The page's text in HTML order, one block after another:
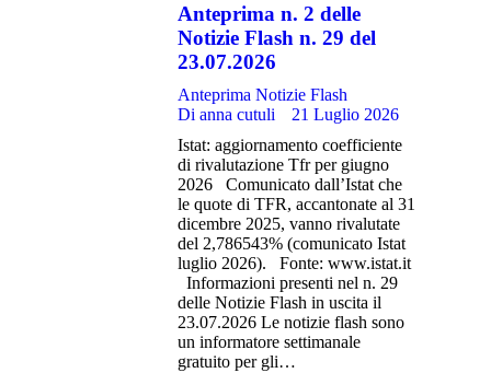
Anteprima n. 2 delle
Notizie Flash n. 29 del
23.07.2026
Anteprima Notizie Flash
Di anna cutuli
21 Luglio 2026
Istat: aggiornamento coefficiente
di rivalutazione Tfr per giugno
2026 Comunicato dall’Istat che
le quote di TFR, accantonate al 31
dicembre 2025, vanno rivalutate
del 2,786543% (comunicato Istat
luglio 2026). Fonte: www.istat.it
Informazioni presenti nel n. 29
delle Notizie Flash in uscita il
23.07.2026 Le notizie flash sono
un informatore settimanale
gratuito per gli…